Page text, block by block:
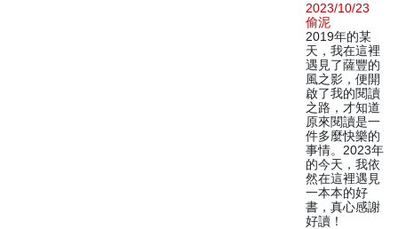
2023/10/23
偷泥
2019年的某
天，我在這裡
遇見了薩豐的
風之影，便開
啟了我的閱讀
之路，才知道
原來閱讀是一
件多麼快樂的
事情。2023年
的今天，我依
然在這裡遇見
一本本的好
書，真心感謝
好讀！